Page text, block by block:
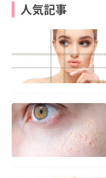
人気記事